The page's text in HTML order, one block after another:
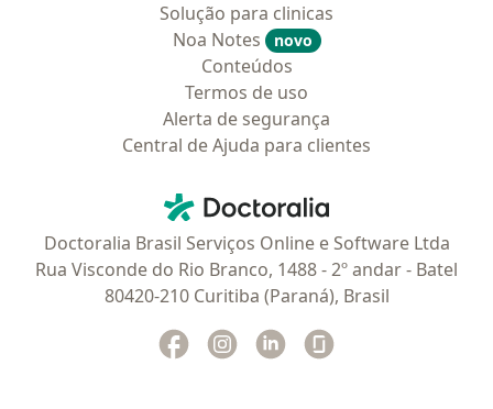
Solução para clinicas
Noa Notes
novo
Conteúdos
Termos de uso
Alerta de segurança
Central de Ajuda para clientes
Doctoralia - Homepage
Doctoralia Brasil Serviços Online e Software Ltda
Rua Visconde do Rio Branco, 1488 - 2º andar - Batel
80420-210 Curitiba (Paraná), Brasil
Facebook
abre num novo separador
Instagram
abre num novo separador
Linkedin
abre num novo